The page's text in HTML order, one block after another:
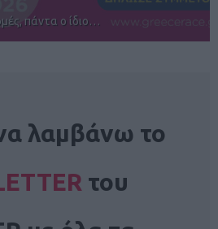
λαμβάνω το
του